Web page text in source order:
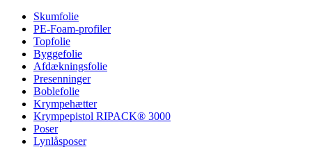
Skumfolie
PE-Foam-profiler
Topfolie
Byggefolie
Afdækningsfolie
Presenninger
Boblefolie
Krympehætter
Krympepistol RIPACK® 3000
Poser
Lynlåsposer